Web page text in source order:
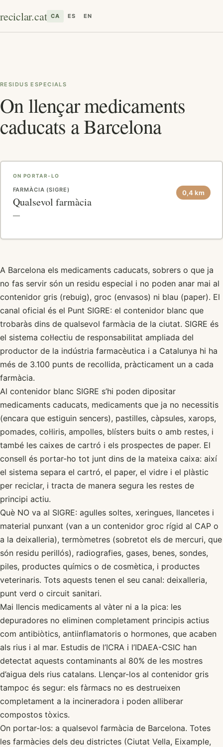
reciclar.cat CA ES EN
RESIDUS ESPECIALS
On llençar medicaments
caducats a Barcelona
ON PORTAR-LO
FARMÀCIA (SIGRE)
Qualsevol farmàcia
—
0,4 km
A Barcelona els medicaments caducats, sobrers o que ja
no fas servir són un residu especial i no poden anar mai al
contenidor gris (rebuig), groc (envasos) ni blau (paper). El
canal oficial és el Punt SIGRE: el contenidor blanc que
trobaràs dins de qualsevol farmàcia de la ciutat. SIGRE és
el sistema col·lectiu de responsabilitat ampliada del
productor de la indústria farmacèutica i a Catalunya hi ha
més de 3.100 punts de recollida, pràcticament un a cada
farmàcia.
Al contenidor blanc SIGRE s’hi poden dipositar
medicaments caducats, medicaments que ja no necessitis
(encara que estiguin sencers), pastilles, càpsules, xarops,
pomades, col·liris, ampolles, blísters buits o amb restes, i
també les caixes de cartró i els prospectes de paper. El
consell és portar-ho tot junt dins de la mateixa caixa: així
el sistema separa el cartró, el paper, el vidre i el plàstic
per reciclar, i tracta de manera segura les restes de
principi actiu.
Què NO va al SIGRE: agulles soltes, xeringues, llancetes i
material punxant (van a un contenidor groc rígid al CAP o
a la deixalleria), termòmetres (sobretot els de mercuri, que
són residu perillós), radiografies, gases, benes, sondes,
piles, productes químics o de cosmètica, i productes
veterinaris. Tots aquests tenen el seu canal: deixalleria,
punt verd o circuit sanitari.
Mai llencis medicaments al vàter ni a la pica: les
depuradores no eliminen completament principis actius
com antibiòtics, antiinflamatoris o hormones, que acaben
als rius i al mar. Estudis de l’ICRA i l’IDAEA-CSIC han
detectat aquests contaminants al 80% de les mostres
d’aigua dels rius catalans. Llençar-los al contenidor gris
tampoc és segur: els fàrmacs no es destrueixen
completament a la incineradora i poden alliberar
compostos tòxics.
On portar-los: a qualsevol farmàcia de Barcelona. Totes
les farmàcies dels deu districtes (Ciutat Vella, Eixample,